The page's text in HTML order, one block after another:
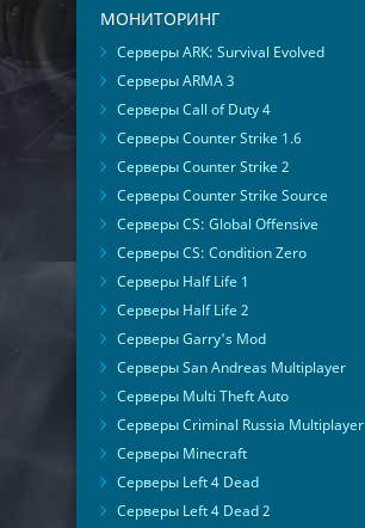
МОНИТОРИНГ
Серверы ARK: Survival Evolved
Серверы ARMA 3
Серверы Call of Duty 4
Серверы Counter Strike 1.6
Серверы Counter Strike 2
Серверы Counter Strike Source
Серверы CS: Global Offensive
Серверы CS: Condition Zero
Серверы Half Life 1
Серверы Half Life 2
Серверы Garry's Mod
Серверы San Andreas Multiplayer
Серверы Multi Theft Auto
Серверы Criminal Russia Multiplayer
Серверы Minecraft
Серверы Left 4 Dead
Серверы Left 4 Dead 2